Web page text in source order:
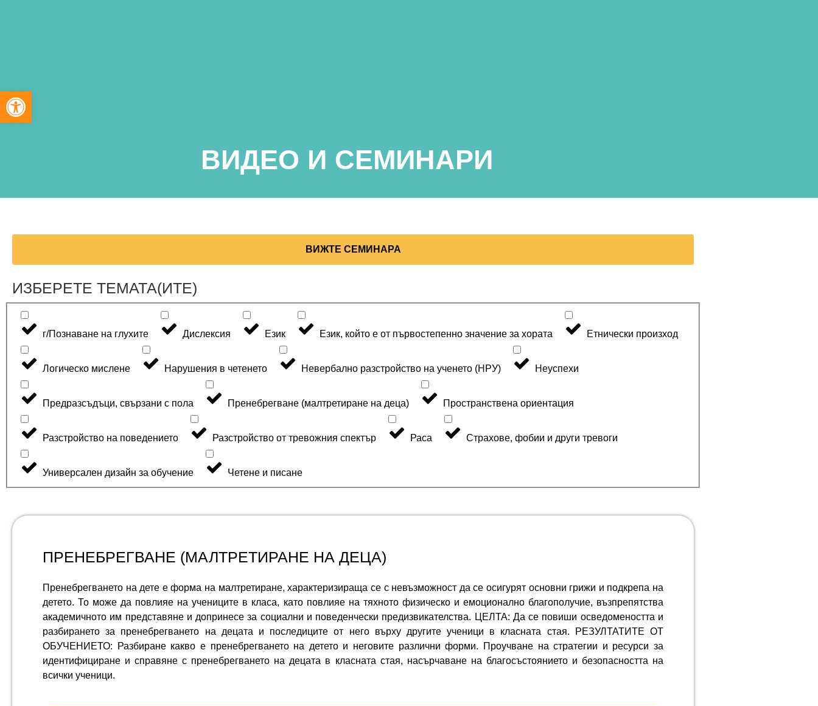
ВИДЕО И СЕМИНАРИ
ВИЖТЕ СЕМИНАРА
ИЗБЕРЕТЕ ТЕМАТА(ИТЕ)
г/Познаване на глухите Дислексия Език Език, който е от първостепенно значение за хората Етнически произход
Логическо мислене Нарушения в четенето Невербално разстройство на ученето (НРУ) Неуспехи
Предразсъдъци, свързани с пола Пренебрегване (малтретиране на деца) Пространствена ориентация
Разстройство на поведението Разстройство от тревожния спектър Раса Страхове, фобии и други тревоги
Универсален дизайн за обучение Четене и писане
ПРЕНЕБРЕГВАНЕ (МАЛТРЕТИРАНЕ НА ДЕЦА)
Пренебрегването на дете е форма на малтретиране, характеризираща се с невъзможност да се осигурят основни грижи и подкрепа на
детето. То може да повлияе на учениците в класа, като повлияе на тяхното физическо и емоционално благополучие, възпрепятства
академичното им представяне и допринесе за социални и поведенчески предизвикателства. ЦЕЛТА: Да се повиши осведомеността и
разбирането за пренебрегването на децата и последиците от него върху другите ученици в класната стая. РЕЗУЛТАТИТЕ ОТ
ОБУЧЕНИЕТО: Разбиране какво е пренебрегването на детето и неговите различни форми. Проучване на стратегии и ресурси за
идентифициране и справяне с пренебрегването на децата в класната стая, насърчаване на благосъстоянието и безопасността на
всички ученици.
Open toolbar